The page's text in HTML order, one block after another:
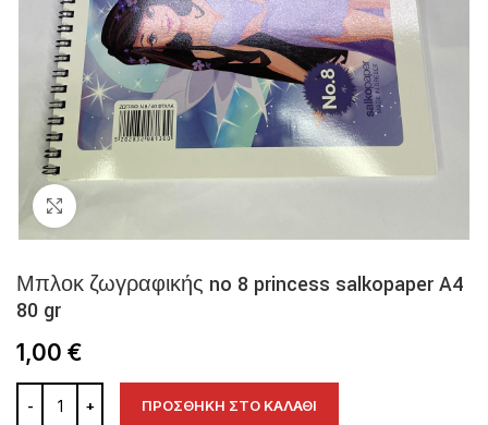
Μπλοκ ζωγραφικής no 8 princess salkopaper A4
80 gr
1,00 €
ΠΡΟΣΘΉΚΗ ΣΤΟ ΚΑΛΆΘΙ